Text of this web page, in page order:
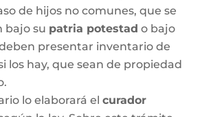
de hijos no comunes, que se
bajo su patria potestad o bajo
presentar inventario de
los hay, que sean de propiedad
lo elaborará el curador